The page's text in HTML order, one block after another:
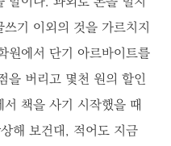
기 이외의 것을 가르치지
원에서 단기 아르바이트를
을 버리고 몇천 원의 할인
책을 사기 시작했을 때
해 보건대, 적어도 지금